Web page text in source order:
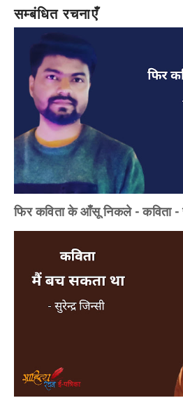
सम्बंधित रचनाएँ
फिर कविता के आँसू निकले - कविता -